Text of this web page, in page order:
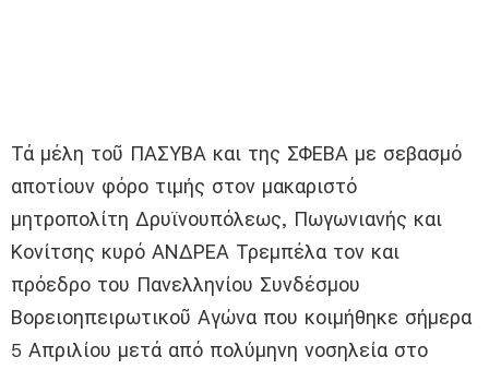
Τά μέλη τοῦ ΠΑΣΥΒΑ και της ΣΦΕΒΑ με σεβασμό
αποτίουν φόρο τιμής στον μακαριστό
μητροπολίτη Δρυϊνουπόλεως, Πωγωνιανής και
Κονίτσης κυρό ΑΝΔΡΕΑ Τρεμπέλα τον και
πρόεδρο του Πανελληνίου Συνδέσμου
Βορειοηπειρωτικοῦ Αγώνα που κοιμήθηκε σήμερα
5 Απριλίου μετά από πολύμηνη νοσηλεία στο